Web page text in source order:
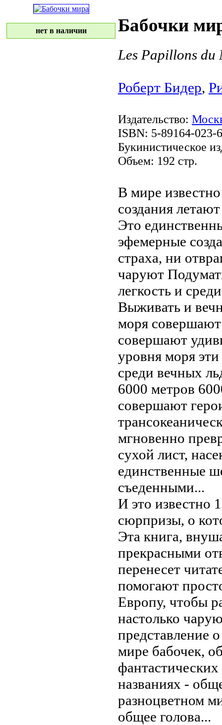
нет в наличии Бабочки
Les Papillons du
Роберт Бидер,
Издательство:
ISBN: 5-89164-023-
Букинистическое
Объем: 192 стр.
В мире
создания летают
Это
эфемерные
страха, ни
чаруют
легкость и
Выживать и
моря совершают
совершают
уровня моря
среди вечных
6000 метров
совершают
мгновенно
сухой лист,
единственные
съеденными...
И это известно
сюрпризы, о
Эта книга,
прекрасными
перенесет
помогают
Европу, чтобы
настолько
представление
мире бабочек,
названиях -
разноцветном
общее голова...